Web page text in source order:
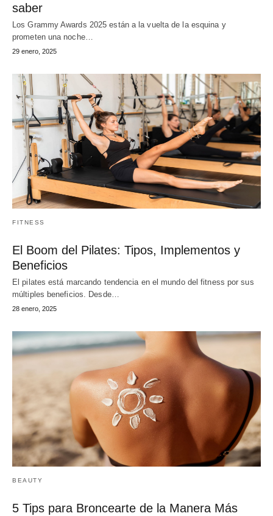
saber
Los Grammy Awards 2025 están a la vuelta de la esquina y
prometen una noche…
29 enero, 2025
FITNESS
El Boom del Pilates: Tipos, Implementos y
Beneficios
El pilates está marcando tendencia en el mundo del fitness por sus
múltiples beneficios. Desde…
28 enero, 2025
BEAUTY
5 Tips para Broncearte de la Manera Más